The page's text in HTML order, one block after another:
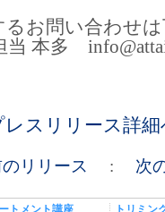
お問い合わせ
当 本多
レスリリース詳
リリース : 次